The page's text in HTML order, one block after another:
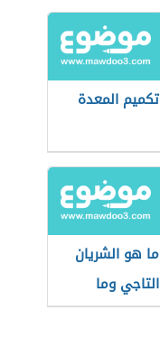
تكميم المعدة
ما هو الشريان
التاجي وما
وظيفته